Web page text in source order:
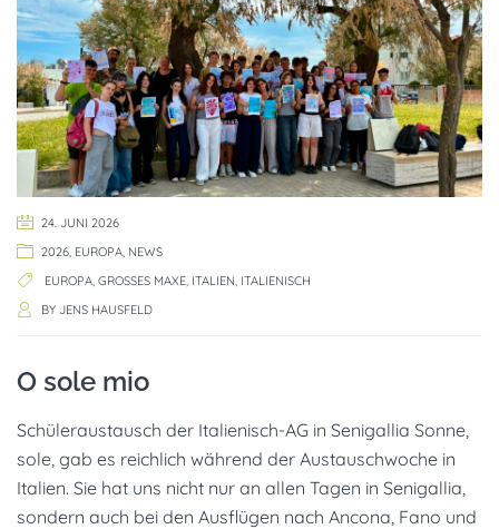
24. JUNI 2026
2026 EUROPA NEWS
EUROPA GROSSES MAXE ITALIEN ITALIENISCH
BY JENS HAUSFELD
O sole mio
Schüleraustausch der Italienisch-AG in Senigallia Sonne,
sole, gab es reichlich während der Austauschwoche in
Italien. Sie hat uns nicht nur an allen Tagen in Senigallia,
sondern auch bei den Ausflügen nach Ancona, Fano und